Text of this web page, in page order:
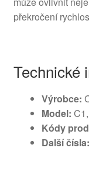
překročení
Technické
Výrobce:
Model:
Kódy
Další čísla: